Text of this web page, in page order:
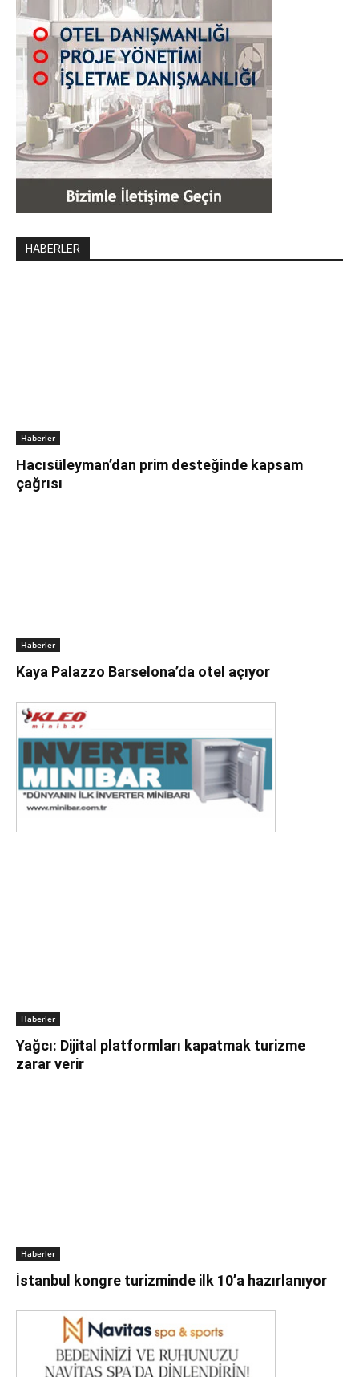
HABERLER
Haberler
Hacısüleyman’dan prim desteğinde kapsam
çağrısı
Haberler
Kaya Palazzo Barselona’da otel açıyor
Haberler
Yağcı: Dijital platformları kapatmak turizme
zarar verir
Haberler
İstanbul kongre turizminde ilk 10’a hazırlanıyor